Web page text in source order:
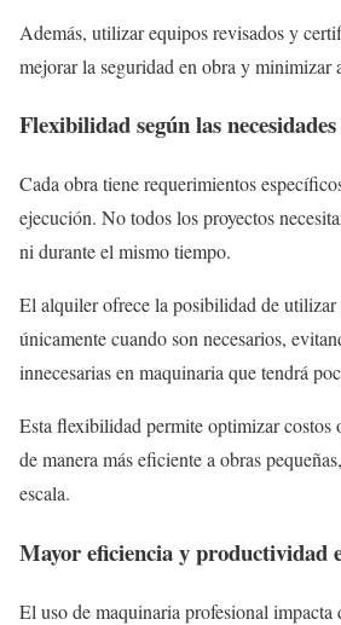
Además, utilizar equipos revisados y
mejorar la seguridad en obra y minimizar
Flexibilidad según las
Cada obra tiene requerimientos
ejecución. No todos los proyectos
ni durante el mismo tiempo.
El alquiler ofrece la posibilidad de utilizar
únicamente cuando son necesarios,
innecesarias en maquinaria que tendrá
Esta flexibilidad permite optimizar costos
de manera más eficiente a obras
escala.
Mayor eficiencia y productividad
El uso de maquinaria profesional impacta